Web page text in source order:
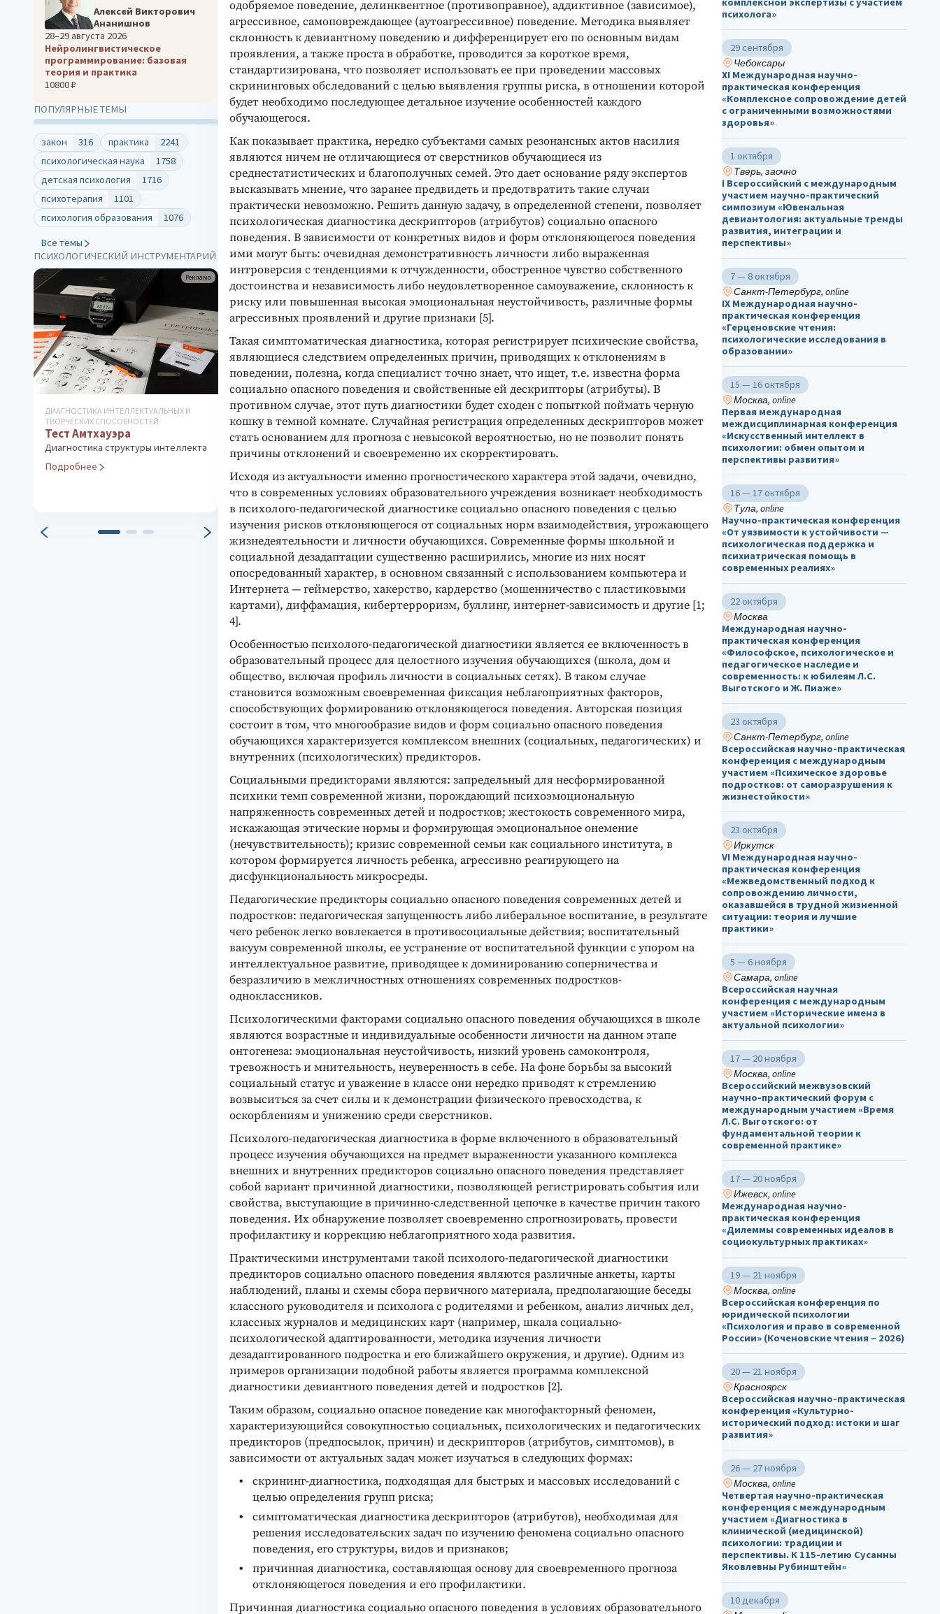
одобряемое поведение, делинквентное (противоправное), аддиктивное (зависимое),
агрессивное, самоповреждающее (аутоагрессивное) поведение. Методика выявляет
склонность к девиантному поведению и дифференцирует его по основным видам
проявления, а также проста в обработке, проводится за короткое время,
стандартизирована, что позволяет использовать ее при проведении массовых
скрининговых обследований с целью выявления группы риска, в отношении которой
будет необходимо последующее детальное изучение особенностей каждого
обучающегося.
Как показывает практика, нередко субъектами самых резонансных актов насилия
являются ничем не отличающиеся от сверстников обучающиеся из
среднестатистических и благополучных семей. Это дает основание ряду экспертов
высказывать мнение, что заранее предвидеть и предотвратить такие случаи
практически невозможно. Решить данную задачу, в определенной степени, позволяет
психологическая диагностика дескрипторов (атрибутов) социально опасного
поведения. В зависимости от конкретных видов и форм отклоняющегося поведения
ими могут быть: очевидная демонстративность личности либо выраженная
интроверсия с тенденциями к отчужденности, обостренное чувство собственного
достоинства и независимость либо неудовлетворенное самоуважение, склонность к
риску или повышенная высокая эмоциональная неустойчивость, различные формы
агрессивных проявлений и другие признаки [5].
Такая симптоматическая диагностика, которая регистрирует психические свойства,
являющиеся следствием определенных причин, приводящих к отклонениям в
поведении, полезна, когда специалист точно знает, что ищет, т.е. известна форма
социально опасного поведения и свойственные ей дескрипторы (атрибуты). В
противном случае, этот путь диагностики будет сходен с попыткой поймать черную
кошку в темной комнате. Случайная регистрация определенных дескрипторов может
стать основанием для прогноза с невысокой вероятностью, но не позволит понять
причины отклонений и своевременно их скорректировать.
Исходя из актуальности именно прогностического характера этой задачи, очевидно,
что в современных условиях образовательного учреждения возникает необходимость
в психолого-педагогической диагностике социально опасного поведения с целью
изучения рисков отклоняющегося от социальных норм взаимодействия, угрожающего
жизнедеятельности и личности обучающихся. Современные формы школьной и
социальной дезадаптации существенно расширились, многие из них носят
опосредованный характер, в основном связанный с использованием компьютера и
Интернета — геймерство, хакерство, кардерство (мошенничество с пластиковыми
картами), диффамация, кибертерроризм, буллинг, интернет-зависимость и другие [1;
4].
Особенностью психолого-педагогической диагностики является ее включенность в
образовательный процесс для целостного изучения обучающихся (школа, дом и
общество, включая профиль личности в социальных сетях). В таком случае
становится возможным своевременная фиксация неблагоприятных факторов,
способствующих формированию отклоняющегося поведения. Авторская позиция
состоит в том, что многообразие видов и форм социально опасного поведения
обучающихся характеризуется комплексом внешних (социальных, педагогических) и
внутренних (психологических) предикторов.
Социальными предикторами являются: запредельный для несформированной
психики темп современной жизни, порождающий психоэмоциональную
напряженность современных детей и подростков; жестокость современного мира,
искажающая этические нормы и формирующая эмоциональное онемение
(нечувствительность); кризис современной семьи как социального института, в
котором формируется личность ребенка, агрессивно реагирующего на
дисфункциональность микросреды.
Педагогические предикторы социально опасного поведения современных детей и
подростков: педагогическая запущенность либо либеральное воспитание, в результате
чего ребенок легко вовлекается в противосоциальные действия; воспитательный
вакуум современной школы, ее устранение от воспитательной функции с упором на
интеллектуальное развитие, приводящее к доминированию соперничества и
безразличию в межличностных отношениях современных подростков-
одноклассников.
Психологическими факторами социально опасного поведения обучающихся в школе
являются возрастные и индивидуальные особенности личности на данном этапе
онтогенеза: эмоциональная неустойчивость, низкий уровень самоконтроля,
тревожность и мнительность, неуверенность в себе. На фоне борьбы за высокий
социальный статус и уважение в классе они нередко приводят к стремлению
возвыситься за счет силы и к демонстрации физического превосходства, к
оскорблениям и унижению среди сверстников.
Психолого-педагогическая диагностика в форме включенного в образовательный
процесс изучения обучающихся на предмет выраженности указанного комплекса
внешних и внутренних предикторов социально опасного поведения представляет
собой вариант причинной диагностики, позволяющей регистрировать события или
свойства, выступающие в причинно-следственной цепочке в качестве причин такого
поведения. Их обнаружение позволяет своевременно спрогнозировать, провести
профилактику и коррекцию неблагоприятного хода развития.
Практическими инструментами такой психолого-педагогической диагностики
предикторов социально опасного поведения являются различные анкеты, карты
наблюдений, планы и схемы сбора первичного материала, предполагающие беседы
классного руководителя и психолога с родителями и ребенком, анализ личных дел,
классных журналов и медицинских карт (например, шкала социально-
психологической адаптированности, методика изучения личности
дезадаптированного подростка и его ближайшего окружения, и другие). Одним из
примеров организации подобной работы является программа комплексной
диагностики девиантного поведения детей и подростков [2].
Таким образом, социально опасное поведение как многофакторный феномен,
характеризующийся совокупностью социальных, психологических и педагогических
предикторов (предпосылок, причин) и дескрипторов (атрибутов, симптомов), в
зависимости от актуальных задач может изучаться в следующих формах:
скрининг-диагностика, подходящая для быстрых и массовых исследований с
целью определения групп риска;
симптоматическая диагностика дескрипторов (атрибутов), необходимая для
решения исследовательских задач по изучению феномена социально опасного
поведения, его структуры, видов и признаков;
причинная диагностика, составляющая основу для своевременного прогноза
отклоняющегося поведения и его профилактики.
Причинная диагностика социально опасного поведения в условиях образовательного
Алексей Викторович
Ананишнов
28–29 августа 2026
Нейролингвистическое
программирование: базовая
теория и практика
10800 ₽
ПОПУЛЯРНЫЕ ТЕМЫ
закон 316 практика
2241
психологическая наука
1758
детская психология
1716
психотерапия
1101
психология образования
1076
Все темы
ПСИХОЛОГИЧЕСКИЙ ИНСТРУМЕНТАРИЙ
Реклама
ДИАГНОСТИКА ИНТЕЛЛЕКТУАЛЬНЫХ И
ТВОРЧЕСКИХ СПОСОБНОСТЕЙ
Тест Амтхауэра
Диагностика структуры интеллекта
Подробнее
Реклама
ДИАГНОСТИКА ИНТЕЛЛЕКТУАЛЬНЫХ И
ТВОРЧЕСКИХ СПОСОБНОСТЕЙ
Интеллектуальный тест
Кеттелла
Измерение уровня невербального
интеллекта и прогноз обучаемости
Подробнее
Реклама
ДИАГНОСТИКА ИНТЕЛЛЕКТУАЛЬНЫХ И
ТВОРЧЕСКИХ СПОСОБНОСТЕЙ
Тест Торренса
Диагностика креативных
способностей и творческого
потенциала личности
Подробнее
психолога»
29 сентября
Чебоксары
ХΙ Международная научно-
практическая конференция
«Комплексное сопровождение детей
с ограниченными возможностями
здоровья»
1 октября
Тверь, заочно
I Всероссийский с международным
участием научно-практический
симпозиум «Ювенальная
девиантология: актуальные тренды
развития, интеграции и
перспективы»
7 — 8 октября
Санкт-Петербург, online
IX Международная научно-
практическая конференция
«Герценовские чтения:
психологические исследования в
образовании»
15 — 16 октября
Москва, online
Первая международная
междисциплинарная конференция
«Искусственный интеллект в
психологии: обмен опытом и
перспективы развития»
16 — 17 октября
Тула, online
Научно-практическая конференция
«От уязвимости к устойчивости —
психологическая поддержка и
психиатрическая помощь в
современных реалиях»
22 октября
Москва
Международная научно-
практическая конференция
«Философское, психологическое и
педагогическое наследие и
современность: к юбилеям Л.С.
Выготского и Ж. Пиаже»
23 октября
Санкт-Петербург, online
Всероссийская научно-практическая
конференция с международным
участием «Психическое здоровье
подростков: от саморазрушения к
жизнестойкости»
23 октября
Иркутск
VI Международная научно-
практическая конференция
«Межведомственный подход к
сопровождению личности,
оказавшейся в трудной жизненной
ситуации: теория и лучшие
практики»
5 — 6 ноября
Самара, online
Всероссийская научная
конференция с международным
участием «Исторические имена в
актуальной психологии»
17 — 20 ноября
Москва, online
Всероссийский межвузовский
научно-практический форум с
международным участием «Время
Л.С. Выготского: от
фундаментальной теории к
современной практике»
17 — 20 ноября
Ижевск, online
Международная научно-
практическая конференция
«Дилеммы современных идеалов в
социокультурных практиках»
19 — 21 ноября
Москва, online
Всероссийская конференция по
юридической психологии
«Психология и право в современной
России» (Коченовские чтения – 2026)
20 — 21 ноября
Красноярск
Всероссийская научно-практическая
конференция «Культурно-
исторический подход: истоки и шаг
развития»
26 — 27 ноября
Москва, online
Четвертая научно-практическая
конференция с международным
участием «Диагностика в
клинической (медицинской)
психологии: традиции и
перспективы. К 115-летию Сусанны
Яковлевны Рубинштейн»
10 декабря